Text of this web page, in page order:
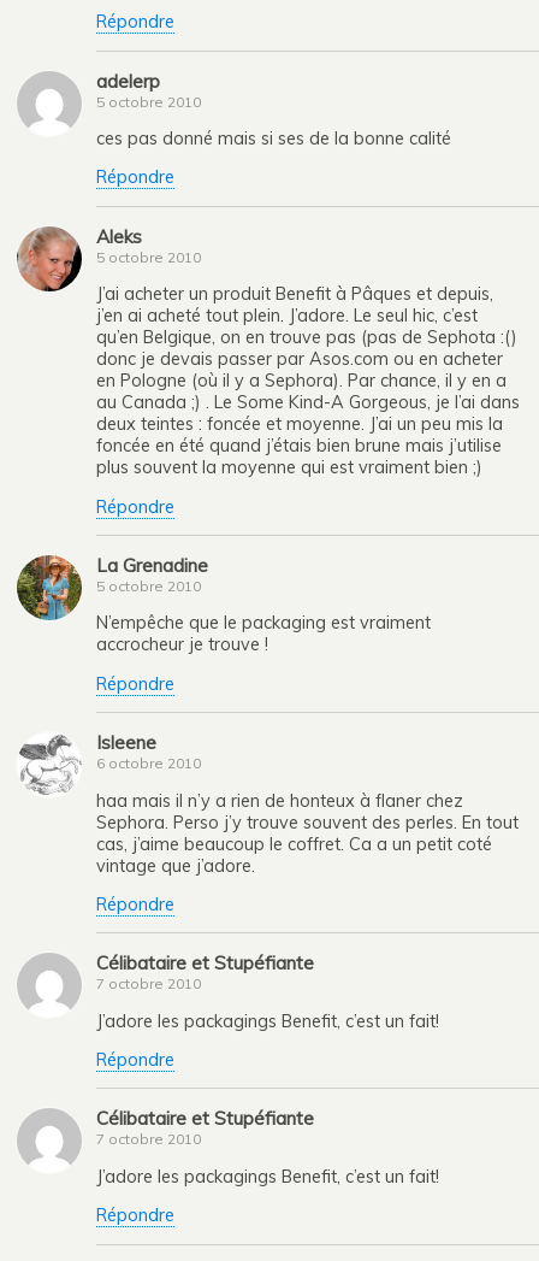
Répondre
adelerp
5 octobre 2010
ces pas donné mais si ses de la bonne calité
Répondre
Aleks
5 octobre 2010
J’ai acheter un produit Benefit à Pâques et depuis,
j’en ai acheté tout plein. J’adore. Le seul hic, c’est
qu’en Belgique, on en trouve pas (pas de Sephota :()
donc je devais passer par Asos.com ou en acheter
en Pologne (où il y a Sephora). Par chance, il y en a
au Canada ;) . Le Some Kind-A Gorgeous, je l’ai dans
deux teintes : foncée et moyenne. J’ai un peu mis la
foncée en été quand j’étais bien brune mais j’utilise
plus souvent la moyenne qui est vraiment bien ;)
Répondre
La Grenadine
5 octobre 2010
N’empêche que le packaging est vraiment
accrocheur je trouve !
Répondre
Isleene
6 octobre 2010
haa mais il n’y a rien de honteux à flaner chez
Sephora. Perso j’y trouve souvent des perles. En tout
cas, j’aime beaucoup le coffret. Ca a un petit coté
vintage que j’adore.
Répondre
Célibataire et Stupéfiante
7 octobre 2010
J’adore les packagings Benefit, c’est un fait!
Répondre
Célibataire et Stupéfiante
7 octobre 2010
J’adore les packagings Benefit, c’est un fait!
Répondre